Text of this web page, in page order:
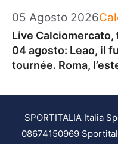
05 Agosto 2026
Live
04 agosto: Leao, il
tournée. Roma,
SPORTITALIA Italia
08674150969